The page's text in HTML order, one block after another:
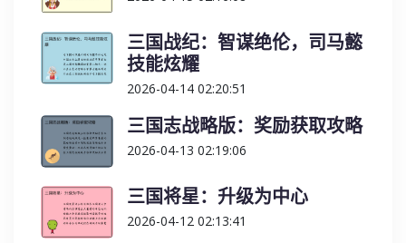
三国战纪：智谋绝伦，司马懿
技能炫耀
2026-04-14 02:20:51
三国志战略版：奖励获取攻略
2026-04-13 02:19:06
三国将星：升级为中心
2026-04-12 02:13:41